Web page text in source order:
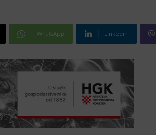
WhatsApp Linkedin